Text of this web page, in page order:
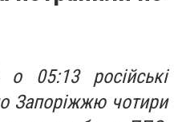
о 05:13 російські
Запоріжжю чотири